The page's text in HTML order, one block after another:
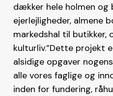
dækker hele holmen og
ejerlejligheder, almene
markedshal til butikker,
kulturliv.”Dette projekt
alsidige opgaver
alle vores faglige og
inden for fundering,